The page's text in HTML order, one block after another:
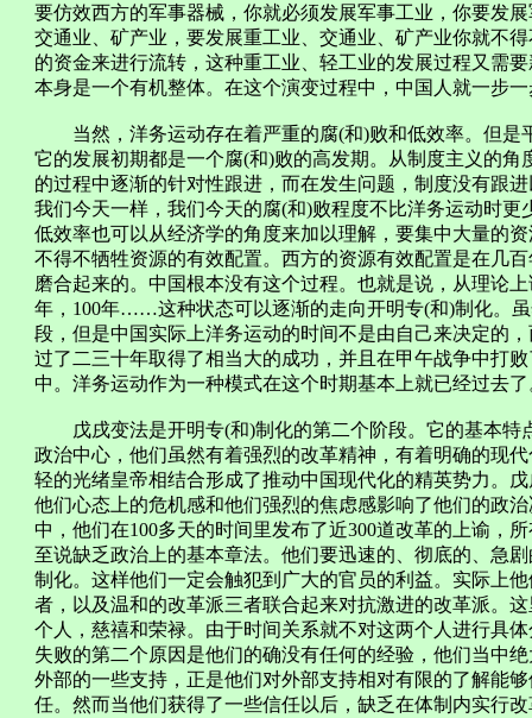
要仿效西方的军事器械，你就必须发展军事工业，你要发
交通业、矿产业，要发展重工业、交通业、矿产业你就不
的资金来进行流转，这种重工业、轻工业的发展过程又需
本身是一个有机整体。在这个演变过程中，中国人就一步
当然，洋务运动存在着严重的腐(和)败和低效率。但是
它的发展初期都是一个腐(和)败的高发期。从制度主义的
的过程中逐渐的针对性跟进，而在发生问题，制度没有跟
我们今天一样，我们今天的腐(和)败程度不比洋务运动时
低效率也可以从经济学的角度来加以理解，要集中大量的
不得不牺牲资源的有效配置。西方的资源有效配置是在几
磨合起来的。中国根本没有这个过程。也就是说，从理论
年，100年……这种状态可以逐渐的走向开明专(和)制化。
段，但是中国实际上洋务运动的时间不是由自己来决定的
过了二三十年取得了相当大的成功，并且在甲午战争中打
中。洋务运动作为一种模式在这个时期基本上就已经过去
戊戌变法是开明专(和)制化的第二个阶段。它的基本特
政治中心，他们虽然有着强烈的改革精神，有着明确的现
轻的光绪皇帝相结合形成了推动中国现代化的精英势力。
他们心态上的危机感和他们强烈的焦虑感影响了他们的政
中，他们在100多天的时间里发布了近300道改革的上谕，
至说缺乏政治上的基本章法。他们要迅速的、彻底的、急
制化。这样他们一定会触犯到广大的官员的利益。实际上
者，以及温和的改革派三者联合起来对抗激进的改革派。
个人，慈禧和荣禄。由于时间关系就不对这两个人进行具
失败的第二个原因是他们的确没有任何的经验，他们当中
外部的一些支持，正是他们对外部支持相对有限的了解能
任。然而当他们获得了一些信任以后，缺乏在体制内实行